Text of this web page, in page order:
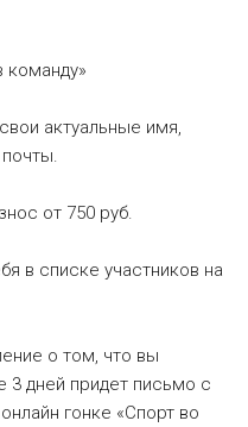
команду»
актуальные имя,
от 750 руб.
в списке участников на
о том, что вы
3 дней придет письмо с
гонке «Спорт во